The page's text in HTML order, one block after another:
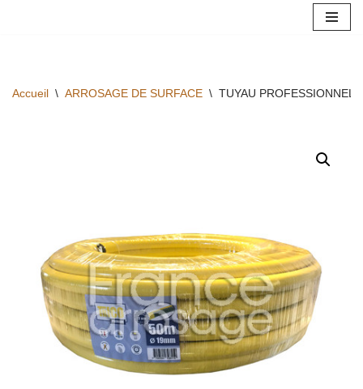
contenu
Accueil \ ARROSAGE DE SURFACE \ TUYAU PROFESSIONNEL